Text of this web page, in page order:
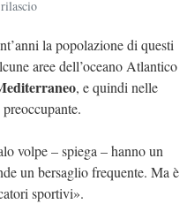
la popolazione di questi
aree dell’oceano Atlantico
, e quindi nelle
volpe – spiega – hanno un
un bersaglio frequente. Ma è
sportivi».